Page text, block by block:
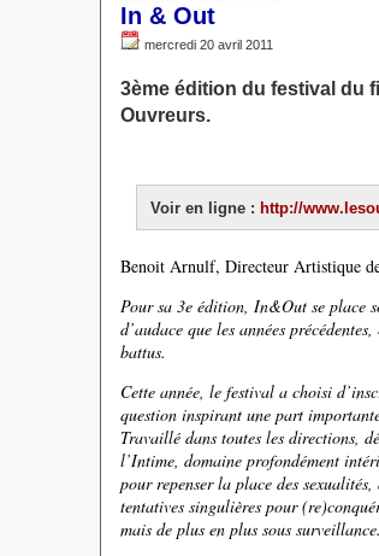
In & Out
mercredi 20 avril 2011
3ème édition du festival du
Ouvreurs.
Voir en ligne : http://
Benoit Arnulf, Directeur Artistique
Pour sa 3e édition, In&Out se place
d’audace que les années
battus.
Cette année, le festival a choisi
question inspirant une part
Travaillé dans toutes les directions,
l’Intime, domaine profondément
pour repenser la place des
tentatives singulières pour
mais de plus en plus sous surveillance.